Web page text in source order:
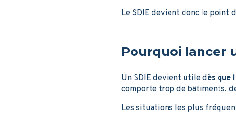
Le SDIE devient donc le point
Pourquoi lancer
Un SDIE devient utile dès que
comporte trop de bâtiments,
Les situations les plus